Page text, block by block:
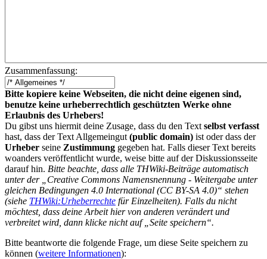
Zusammenfassung:
Bitte kopiere keine Webseiten, die nicht deine eigenen sind,
benutze keine urheberrechtlich geschützten Werke ohne
Erlaubnis des Urhebers!
Du gibst uns hiermit deine Zusage, dass du den Text selbst verfasst
hast, dass der Text Allgemeingut (public domain) ist oder dass der
Urheber seine Zustimmung gegeben hat. Falls dieser Text bereits
woanders veröffentlicht wurde, weise bitte auf der Diskussionsseite
darauf hin. Bitte beachte, dass alle THWiki-Beiträge automatisch
unter der „Creative Commons Namensnennung - Weitergabe unter
gleichen Bedingungen 4.0 International (CC BY-SA 4.0)“ stehen
(siehe THWiki:Urheberrechte für Einzelheiten). Falls du nicht
möchtest, dass deine Arbeit hier von anderen verändert und
verbreitet wird, dann klicke nicht auf „Seite speichern“.
Bitte beantworte die folgende Frage, um diese Seite speichern zu
können (weitere Informationen):